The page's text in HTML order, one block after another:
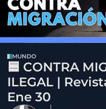
MUNDO
🟦 CONTRA
ILEGAL |
Ene 30